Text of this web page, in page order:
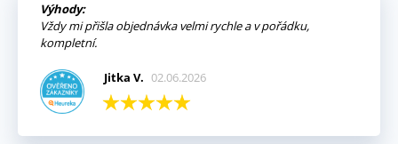
Výhody:
Vždy mi přišla objednávka velmi rychle a v pořádku,
kompletní.
Jitka V. 02.06.2026